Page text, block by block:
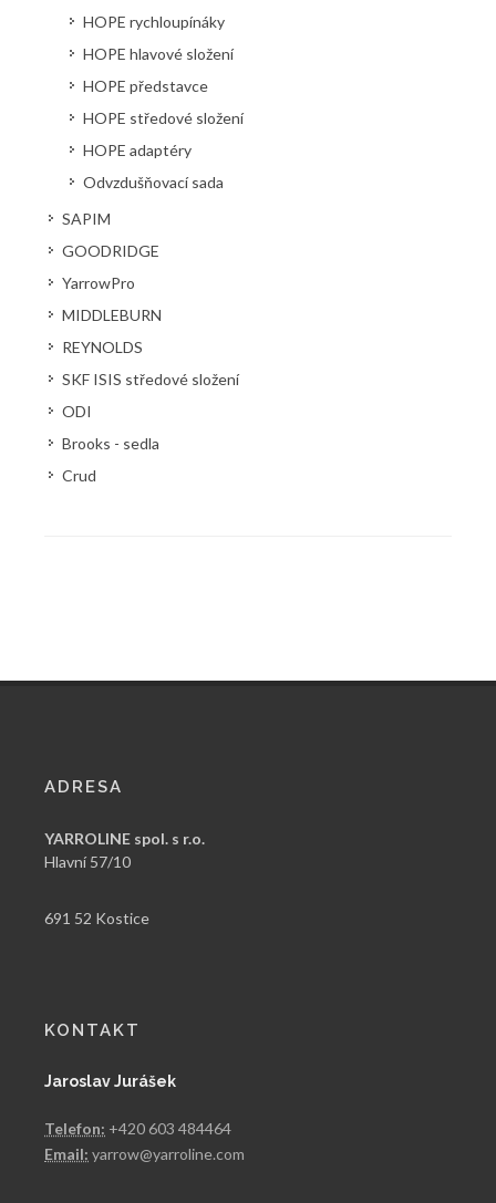
HOPE rychloupínáky
HOPE hlavové složení
HOPE představce
HOPE středové složení
HOPE adaptéry
Odvzdušňovací sada
SAPIM
GOODRIDGE
YarrowPro
MIDDLEBURN
REYNOLDS
SKF ISIS středové složení
ODI
Brooks - sedla
Crud
ADRESA
YARROLINE spol. s r.o.
Hlavní 57/10
691 52 Kostice
KONTAKT
Jaroslav Jurášek
Telefon: +420 603 484464
Email: yarrow@yarroline.com